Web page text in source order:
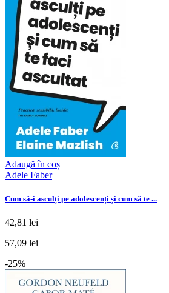
Adaugă în coș
Adele Faber
Cum să-i asculți pe adolescenți și cum să te ...
42,81 lei
57,09 lei
-25%